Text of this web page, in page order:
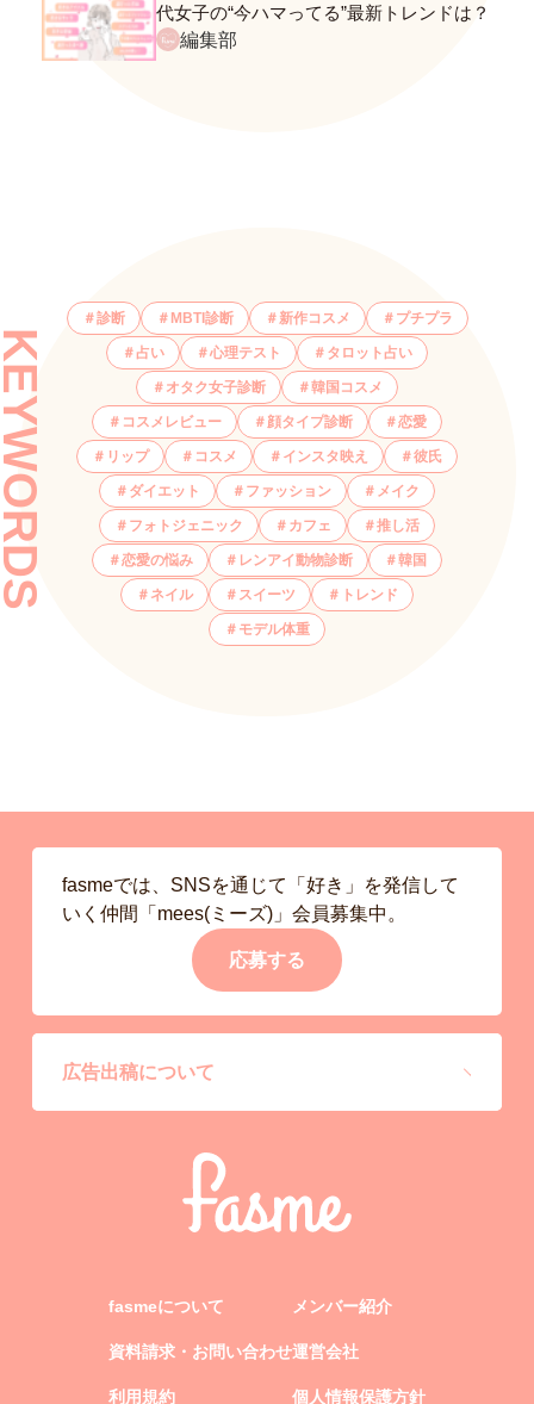
代女子の“今ハマってる”最新トレンドは？
ネクストバズ予報もチェック♪
編集部
診断 MBTI診断 新作コスメ プチプラ
占い 心理テスト タロット占い
オタク女子診断 韓国コスメ
コスメレビュー 顔タイプ診断 恋愛
リップ コスメ インスタ映え 彼氏
ダイエット ファッション メイク
フォトジェニック カフェ 推し活
恋愛の悩み レンアイ動物診断 韓国
ネイル スイーツ トレンド
モデル体重
fasmeでは、SNSを通じて「好き」を発信して
いく仲間「mees(ミーズ)」会員募集中。
応募する
広告出稿について
fasmeについて
資料請求・お問い合わせ
利用規約
メンバー紹介
運営会社
個人情報保護方針